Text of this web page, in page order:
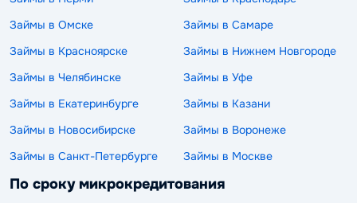
Займы в Омске
Займы в Самаре
Займы в Красноярске
Займы в Нижнем Новгороде
Займы в Челябинске
Займы в Уфе
Займы в Екатеринбурге
Займы в Казани
Займы в Новосибирске
Займы в Воронеже
Займы в Санкт-Петербурге
Займы в Москве
По сроку микрокредитования